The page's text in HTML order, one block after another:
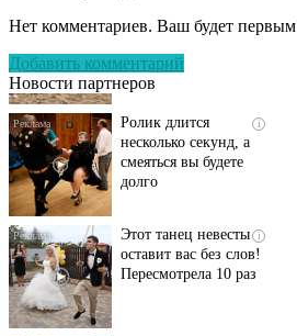
Нет комментариев. Ваш будет
Добавить комментарий
Новости партнеров
люди вытворяют, когда
несколько секунд, а
смеяться вы будете
долго
оставит вас без слов!
Пересмотрела 10 раз